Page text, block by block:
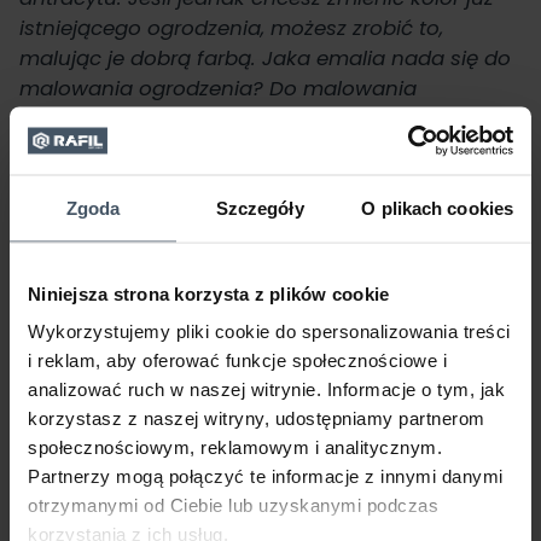
Zgoda Szczegóły O plikach cookies
Niniejsza strona korzysta z plików cookie
Wykorzystujemy pliki cookie do spersonalizowania treści
i reklam, aby oferować funkcje społecznościowe i
analizować ruch w naszej witrynie. Informacje o tym, jak
korzystasz z naszej witryny, udostępniamy partnerom
społecznościowym, reklamowym i analitycznym.
Partnerzy mogą połączyć te informacje z innymi danymi
otrzymanymi od Ciebie lub uzyskanymi podczas
korzystania z ich usług.
istniejącego ogrodzenia, możesz zrobić to,
malując je dobrą farbą. Jaka emalia nada się do
malowania ogrodzenia? Do malowania
antykorozyjną emalię
Do Bram i Ogrodzeń RAFIL. Z
betonowego świetnie sprawdzi sięEmalia
Chlorokauczukowa RAFIL
Antracytowe
ogrodzenie
betonowe
Beton w ogrodzeniach może pojawiać się pod
różnymi postaciami. Surowiec ten można
wykorzystywać do wznoszenia murów wokół